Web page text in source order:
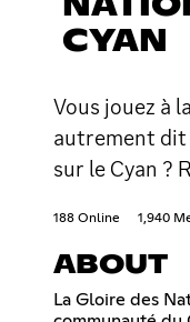
CYAN
Vous jouez à
autrement dit
sur le Cyan ?
188 Online 1,940
ABOUT
La Gloire des